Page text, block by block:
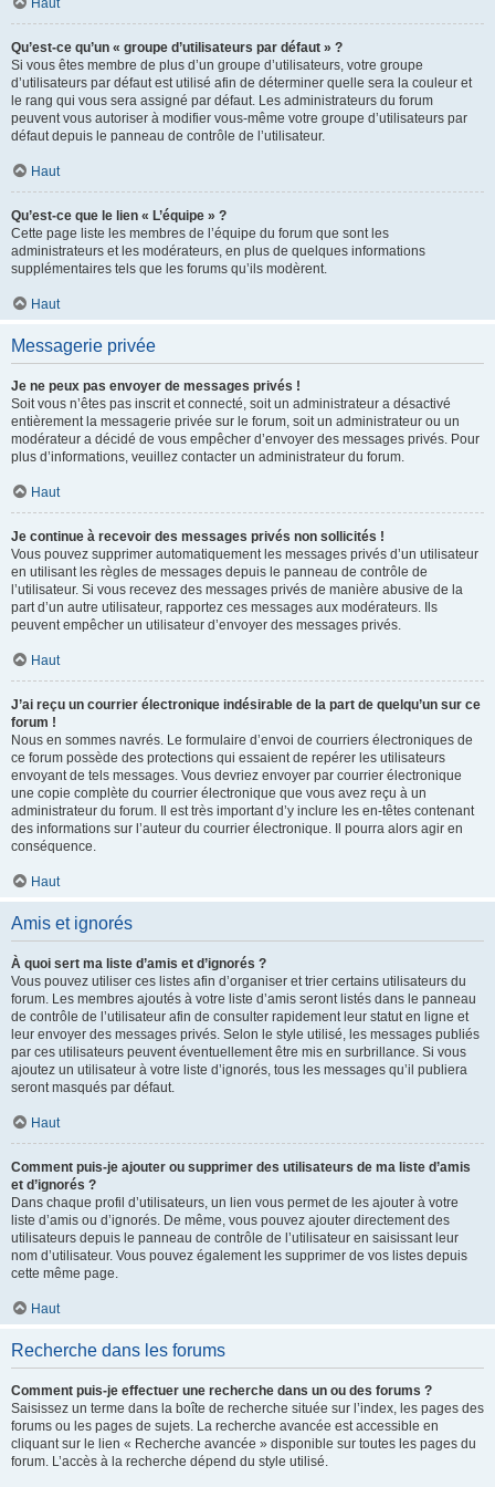
Haut
Qu’est-ce qu’un « groupe d’utilisateurs par défaut » ?
Si vous êtes membre de plus d’un groupe d’utilisateurs, votre groupe
d’utilisateurs par défaut est utilisé afin de déterminer quelle sera la couleur et
le rang qui vous sera assigné par défaut. Les administrateurs du forum
peuvent vous autoriser à modifier vous-même votre groupe d’utilisateurs par
défaut depuis le panneau de contrôle de l’utilisateur.
Haut
Qu’est-ce que le lien « L’équipe » ?
Cette page liste les membres de l’équipe du forum que sont les
administrateurs et les modérateurs, en plus de quelques informations
supplémentaires tels que les forums qu’ils modèrent.
Haut
Messagerie privée
Je ne peux pas envoyer de messages privés !
Soit vous n’êtes pas inscrit et connecté, soit un administrateur a désactivé
entièrement la messagerie privée sur le forum, soit un administrateur ou un
modérateur a décidé de vous empêcher d’envoyer des messages privés. Pour
plus d’informations, veuillez contacter un administrateur du forum.
Haut
Je continue à recevoir des messages privés non sollicités !
Vous pouvez supprimer automatiquement les messages privés d’un utilisateur
en utilisant les règles de messages depuis le panneau de contrôle de
l’utilisateur. Si vous recevez des messages privés de manière abusive de la
part d’un autre utilisateur, rapportez ces messages aux modérateurs. Ils
peuvent empêcher un utilisateur d’envoyer des messages privés.
Haut
J’ai reçu un courrier électronique indésirable de la part de quelqu’un sur ce
forum !
Nous en sommes navrés. Le formulaire d’envoi de courriers électroniques de
ce forum possède des protections qui essaient de repérer les utilisateurs
envoyant de tels messages. Vous devriez envoyer par courrier électronique
une copie complète du courrier électronique que vous avez reçu à un
administrateur du forum. Il est très important d’y inclure les en-têtes contenant
des informations sur l’auteur du courrier électronique. Il pourra alors agir en
conséquence.
Haut
Amis et ignorés
À quoi sert ma liste d’amis et d’ignorés ?
Vous pouvez utiliser ces listes afin d’organiser et trier certains utilisateurs du
forum. Les membres ajoutés à votre liste d’amis seront listés dans le panneau
de contrôle de l’utilisateur afin de consulter rapidement leur statut en ligne et
leur envoyer des messages privés. Selon le style utilisé, les messages publiés
par ces utilisateurs peuvent éventuellement être mis en surbrillance. Si vous
ajoutez un utilisateur à votre liste d’ignorés, tous les messages qu’il publiera
seront masqués par défaut.
Haut
Comment puis-je ajouter ou supprimer des utilisateurs de ma liste d’amis
et d’ignorés ?
Dans chaque profil d’utilisateurs, un lien vous permet de les ajouter à votre
liste d’amis ou d’ignorés. De même, vous pouvez ajouter directement des
utilisateurs depuis le panneau de contrôle de l’utilisateur en saisissant leur
nom d’utilisateur. Vous pouvez également les supprimer de vos listes depuis
cette même page.
Haut
Recherche dans les forums
Comment puis-je effectuer une recherche dans un ou des forums ?
Saisissez un terme dans la boîte de recherche située sur l’index, les pages des
forums ou les pages de sujets. La recherche avancée est accessible en
cliquant sur le lien « Recherche avancée » disponible sur toutes les pages du
forum. L’accès à la recherche dépend du style utilisé.